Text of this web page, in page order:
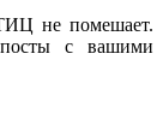
не помешает.
с вашими